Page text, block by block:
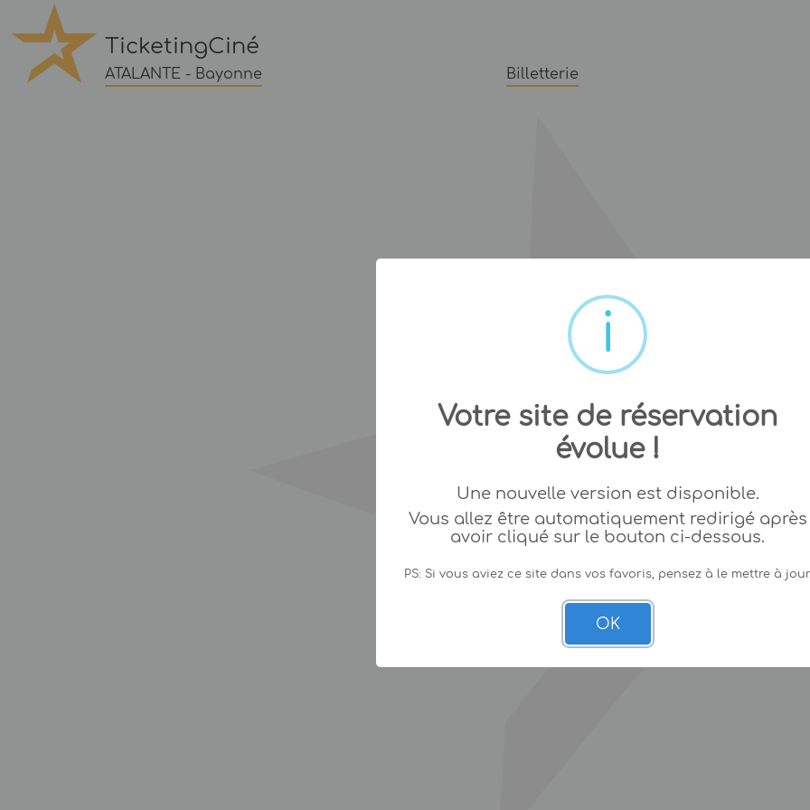
TicketingCiné
ATALANTE - Bayonne Billetterie
Votre site de réservation
évolue !
Une nouvelle version est disponible.
Vous allez être automatiquement redirigé après
avoir cliqué sur le bouton ci-dessous.
PS: Si vous aviez ce site dans vos favoris, pensez à le mettre à
OK